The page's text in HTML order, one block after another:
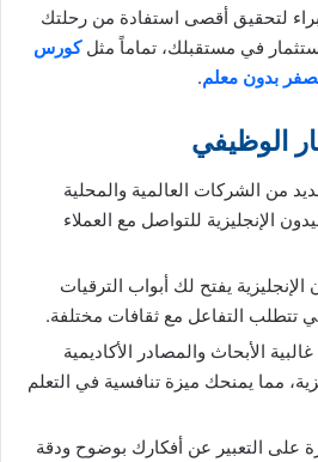
لتحقيق أقصى استفادة من رحلتك
في مستقبلك، تماماً مثلكورس
بدون معلم.
الوظيفي
من الشركات العالمية والمحلية
الإنجليزية للتواصل مع العملاء
الإنجليزية يفتح لك أبواب الترقيات
تتطلب التفاعل مع ثقافات مختلفة.
غالبية الأبحاث والمصادر الأكاديمية
مما يمنحك ميزة تنافسية في التعلم
على التعبير عن أفكارك بوضوح ودقة